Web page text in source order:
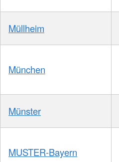
Müllheim
München
Münster
MUSTER-Bayern